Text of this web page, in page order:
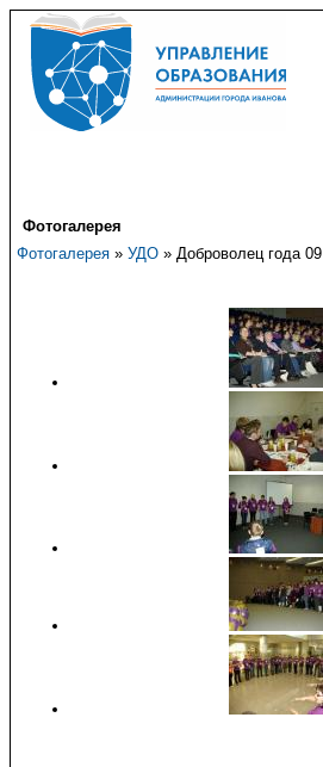
Фотогалерея
Фотогалерея » УДО » Доброволец года 09